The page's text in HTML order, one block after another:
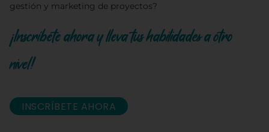
gestión y marketing de proyectos?
¡Inscríbete ahora y lleva tus habilidades a otro
nivel!
INSCRÍBETE AHORA